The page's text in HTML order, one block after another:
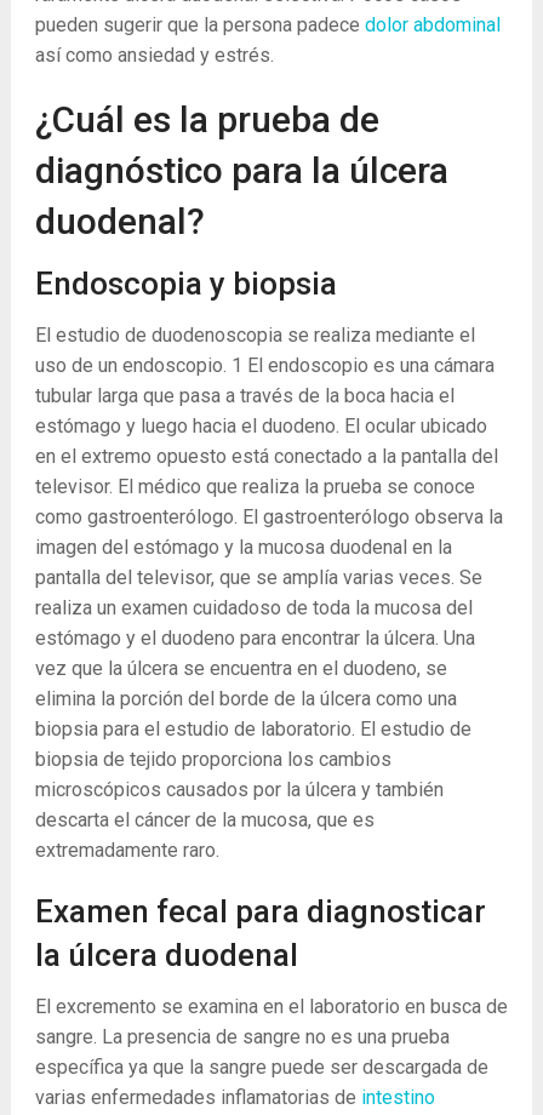
pueden sugerir que la persona padece dolor abdominal
así como ansiedad y estrés.
¿Cuál es la prueba de
diagnóstico para la úlcera
duodenal?
Endoscopia y biopsia
El estudio de duodenoscopia se realiza mediante el
uso de un endoscopio. 1 El endoscopio es una cámara
tubular larga que pasa a través de la boca hacia el
estómago y luego hacia el duodeno. El ocular ubicado
en el extremo opuesto está conectado a la pantalla del
televisor. El médico que realiza la prueba se conoce
como gastroenterólogo. El gastroenterólogo observa la
imagen del estómago y la mucosa duodenal en la
pantalla del televisor, que se amplía varias veces. Se
realiza un examen cuidadoso de toda la mucosa del
estómago y el duodeno para encontrar la úlcera. Una
vez que la úlcera se encuentra en el duodeno, se
elimina la porción del borde de la úlcera como una
biopsia para el estudio de laboratorio. El estudio de
biopsia de tejido proporciona los cambios
microscópicos causados ​​por la úlcera y también
descarta el cáncer de la mucosa, que es
extremadamente raro.
Examen fecal para diagnosticar
la úlcera duodenal
El excremento se examina en el laboratorio en busca de
sangre. La presencia de sangre no es una prueba
específica ya que la sangre puede ser descargada de
varias enfermedades inflamatorias de intestino